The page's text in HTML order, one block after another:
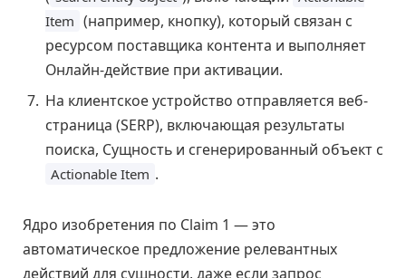
Item (например, кнопку), который связан с
ресурсом поставщика контента и выполняет
Онлайн-действие при активации.
На клиентское устройство отправляется веб-
страница (SERP), включающая результаты
поиска, Сущность и сгенерированный объект с
Actionable Item .
Ядро изобретения по Claim 1 — это
автоматическое предложение релевантных
действий для сущности, даже если запрос